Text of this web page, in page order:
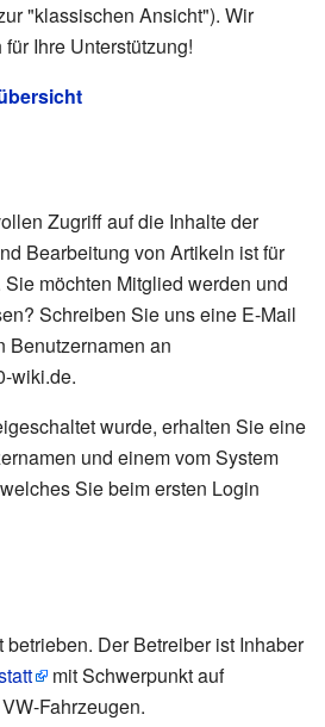
"klassischen Ansicht"). Wir
Ihre Unterstützung!
Zugriff auf die Inhalte der
Bearbeitung von Artikeln ist für
möchten Mitglied werden und
Schreiben Sie uns eine E-Mail
Benutzernamen an
wiki.de.
wurde, erhalten Sie eine
und einem vom System
Sie beim ersten Login
Der Betreiber ist Inhaber
mit Schwerpunkt auf
Fahrzeugen.